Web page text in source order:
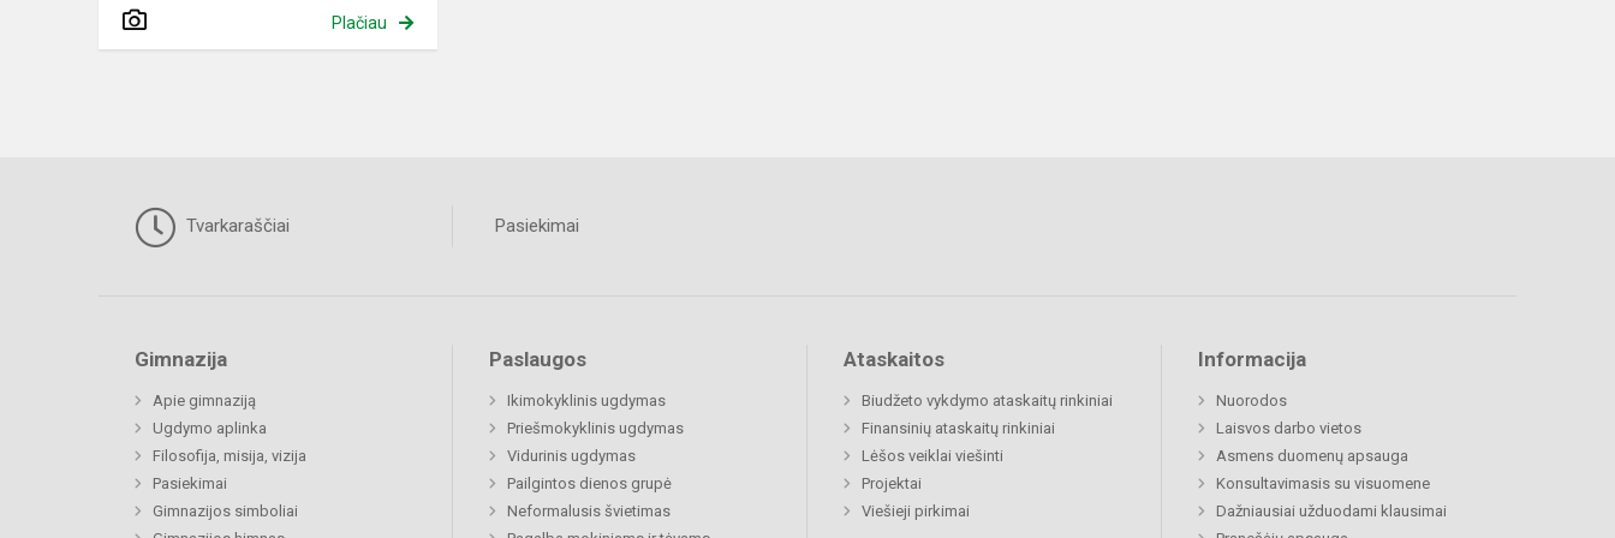
Plačiau
Tvarkaraščiai Pasiekimai
Gimnazija
Apie gimnaziją
Ugdymo aplinka
Filosofija, misija, vizija
Pasiekimai
Gimnazijos simboliai
Paslaugos
Ikimokyklinis ugdymas
Priešmokyklinis ugdymas
Vidurinis ugdymas
Pailgintos dienos grupė
Neformalusis švietimas
Ataskaitos
Biudžeto vykdymo ataskaitų rinkiniai
Finansinių ataskaitų rinkiniai
Lėšos veiklai viešinti
Projektai
Viešieji pirkimai
Informacija
Nuorodos
Laisvos darbo vietos
Asmens duomenų apsauga
Konsultavimasis su visuomene
Dažniausiai užduodami klausimai